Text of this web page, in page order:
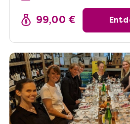
99,00 €